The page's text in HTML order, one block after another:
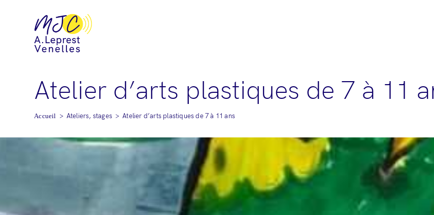
Atelier d’arts plastiques de 7 à 11
> Ateliers, stages > Atelier d’arts plastiques de 7 à 11 ans